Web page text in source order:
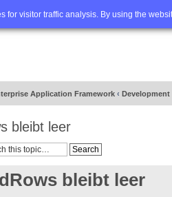
for visitor traffic analysis. By using the
FAQ Advanced
Application Framework ‹ Development
bleibt leer
bleibt leer